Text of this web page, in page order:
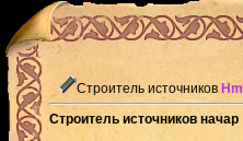
Строитель источников Hm
Строитель источников начар